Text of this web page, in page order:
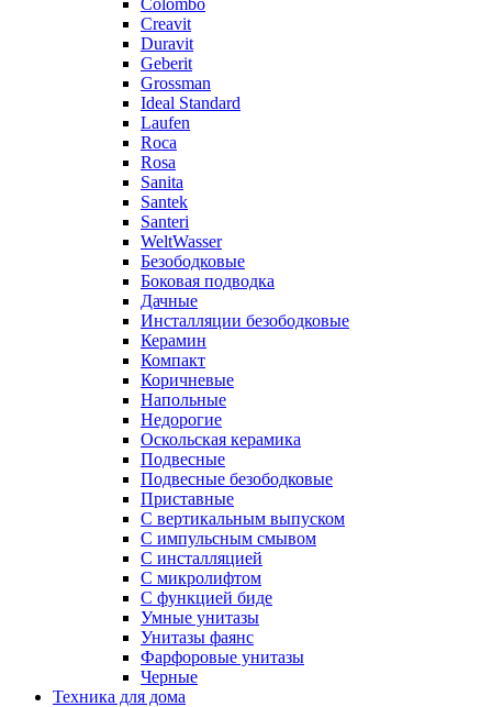
Colombo
Creavit
Duravit
Geberit
Grossman
Ideal Standard
Laufen
Roca
Rosa
Sanita
Santek
Santeri
WeltWasser
Безободковые
Боковая подводка
Дачные
Инсталляции безободковые
Керамин
Компакт
Коричневые
Напольные
Недорогие
Оскольская керамика
Подвесные
Подвесные безободковые
Приставные
С вертикальным выпуском
С импульсным смывом
С инсталляцией
С микролифтом
С функцией биде
Умные унитазы
Унитазы фаянс
Фарфоровые унитазы
Черные
Техника для дома